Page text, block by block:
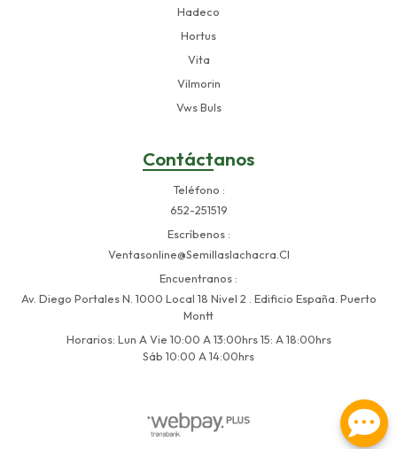
Hadeco
Hortus
Vita
Vilmorin
Vws Buls
Contáctanos
Teléfono
652-251519
Escríbenos
Ventasonline@semillaslachacra.cl
Encuentranos
Av. Diego Portales N. 1000 Local 18 Nivel 2 . Edificio España. Puerto
Montt
Horarios: Lun A Vie 10:00 A 13:00hrs 15: A 18:00hrs
Sáb 10:00 A 14:00hrs